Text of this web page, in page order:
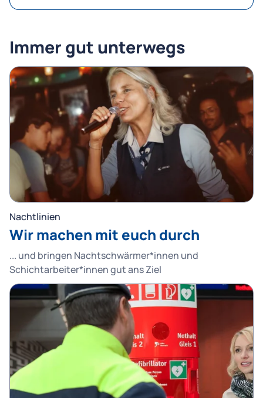
Immer gut unterwegs
Nachtlinien
Wir machen mit euch durch
... und bringen Nachtschwärmer*innen und
Schichtarbeiter*innen gut ans Ziel